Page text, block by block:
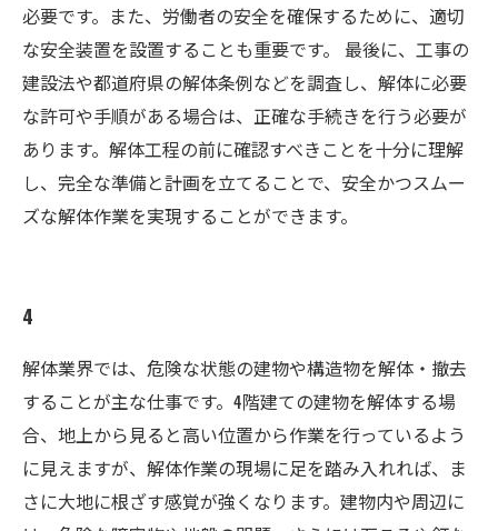
必要です。また、労働者の安全を確保するために、適切
な安全装置を設置することも重要です。 最後に、工事の
建設法や都道府県の解体条例などを調査し、解体に必要
な許可や手順がある場合は、正確な手続きを行う必要が
あります。解体工程の前に確認すべきことを十分に理解
し、完全な準備と計画を立てることで、安全かつスムー
ズな解体作業を実現することができます。
4
解体業界では、危険な状態の建物や構造物を解体・撤去
することが主な仕事です。4階建ての建物を解体する場
合、地上から見ると高い位置から作業を行っているよう
に見えますが、解体作業の現場に足を踏み入れれば、ま
さに大地に根ざす感覚が強くなります。建物内や周辺に